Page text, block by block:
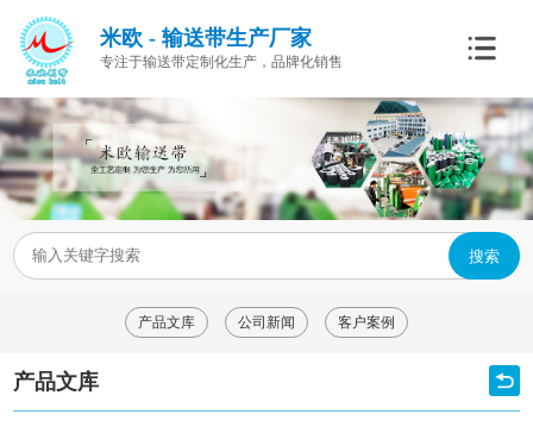
米欧 - 输送带生产厂家
专注于输送带定制化生产，品牌化销售
搜索
产品文库 公司新闻 客户案例
产品文库